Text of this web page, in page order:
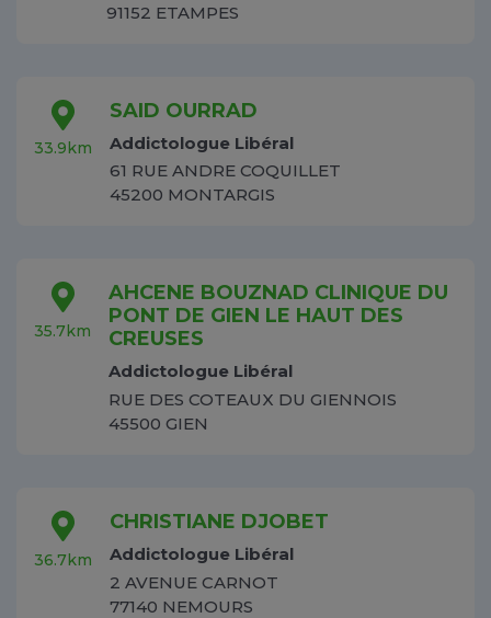
91152 ETAMPES
33.9km
SAID OURRAD
Addictologue Libéral
61 RUE ANDRE COQUILLET
45200 MONTARGIS
35.7km
AHCENE BOUZNAD CLINIQUE DU
PONT DE GIEN LE HAUT DES
CREUSES
Addictologue Libéral
RUE DES COTEAUX DU GIENNOIS
45500 GIEN
36.7km
CHRISTIANE DJOBET
Addictologue Libéral
2 AVENUE CARNOT
77140 NEMOURS